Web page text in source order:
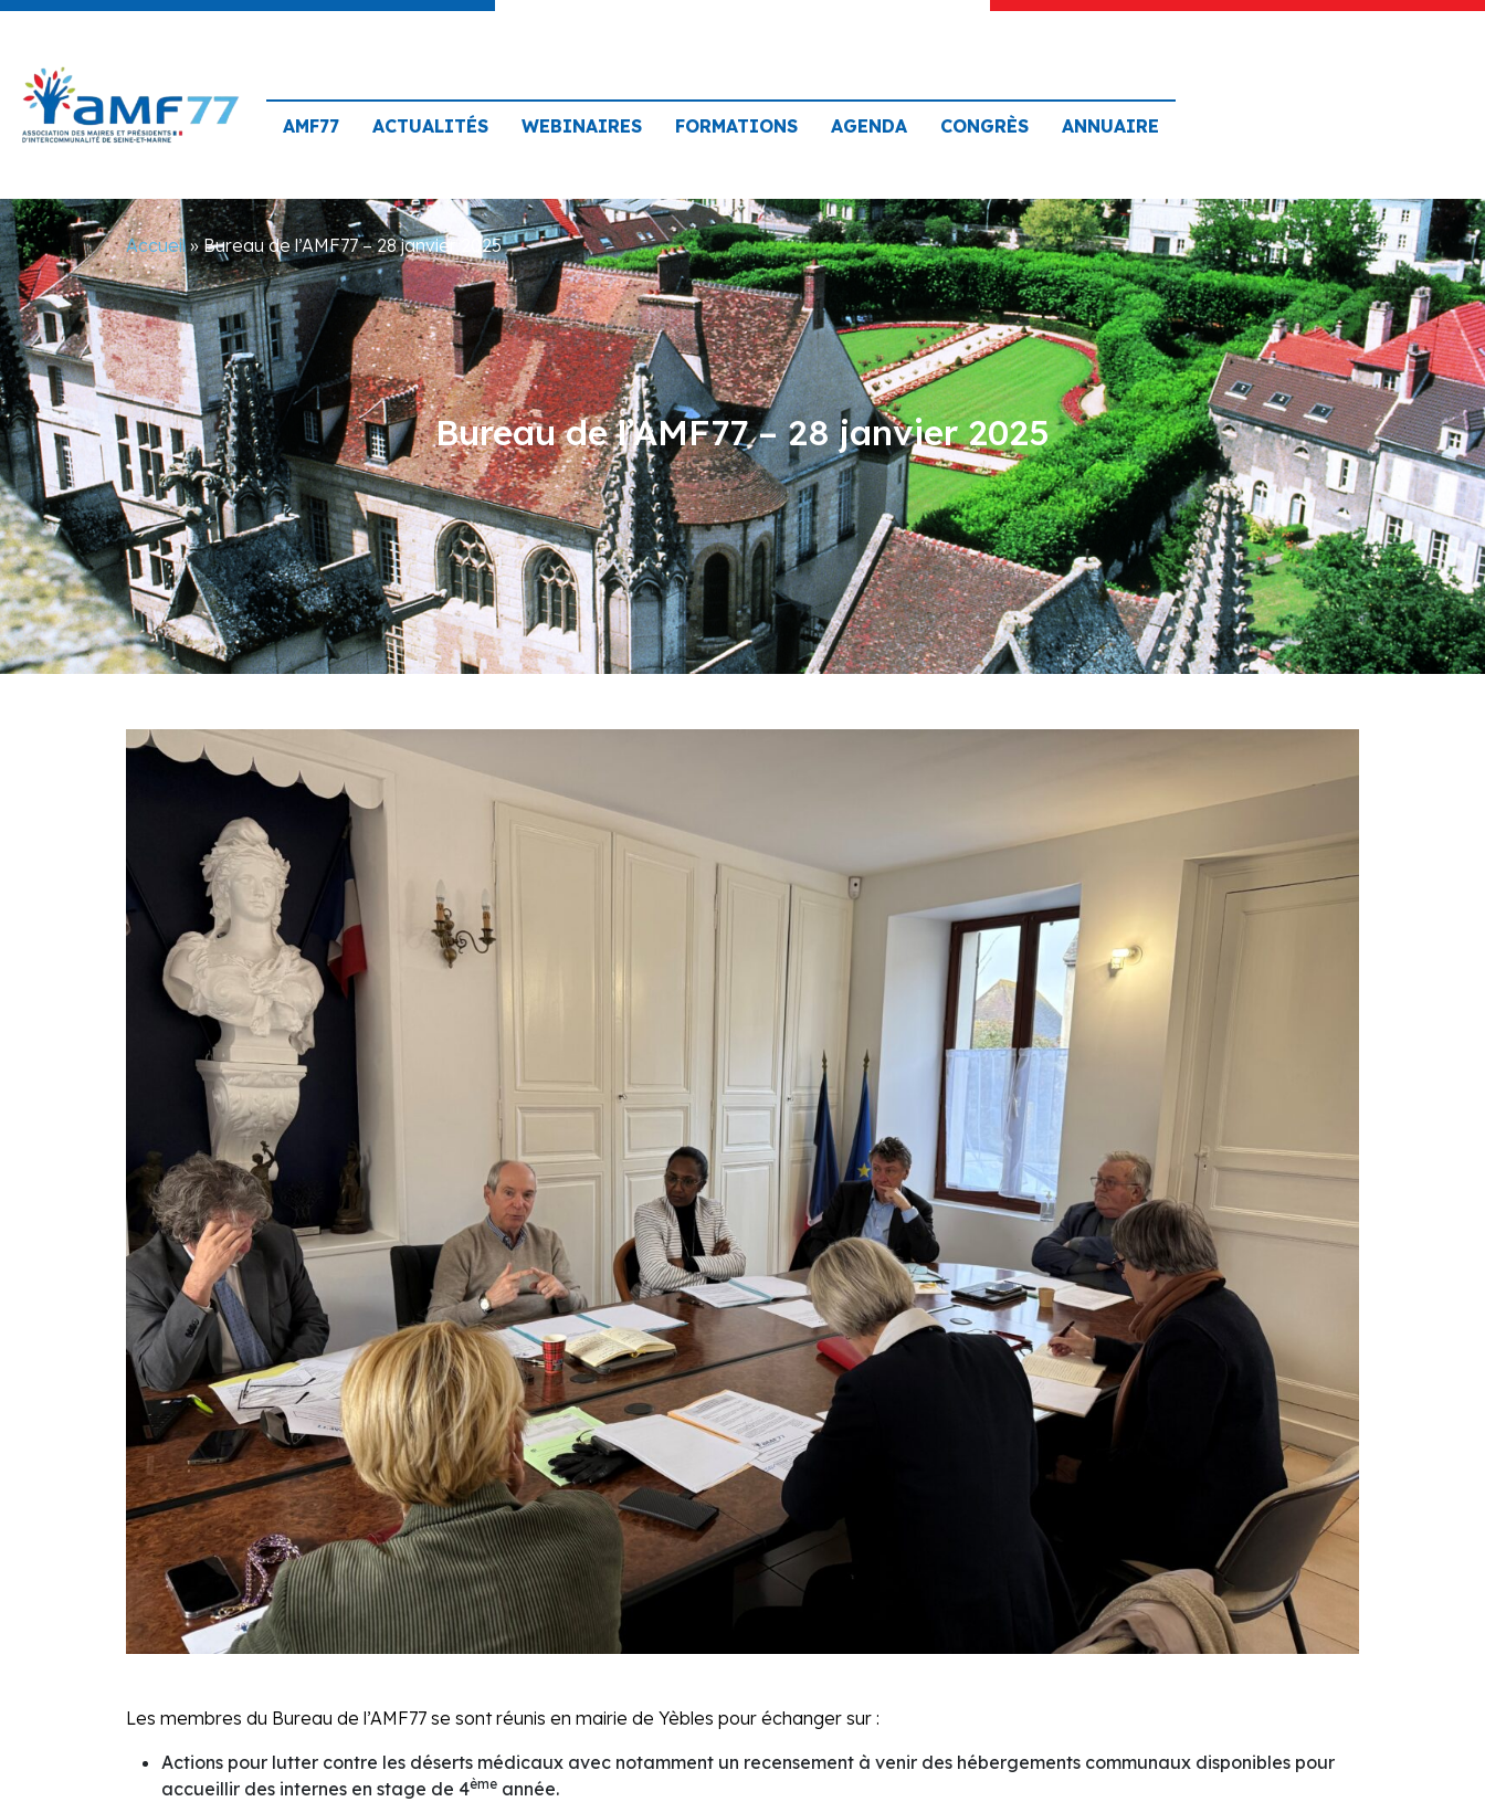
AMF77 ACTUALITÉS WEBINAIRES FORMATIONS AGENDA CONGRÈS ANNUAIRE
Accueil»Bureau de l’AMF77 – 28 janvier 2025
Bureau de l’AMF77 – 28 janvier 2025
Les membres du Bureau de l’AMF77 se sont réunis en mairie de Yèbles pour échanger sur :
Actions pour lutter contre les déserts médicaux avec notamment un recensement à venir des hébergements communaux disponibles pour
accueillir des internes en stage de 4ème année.